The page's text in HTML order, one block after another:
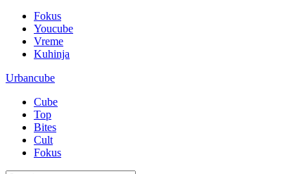
Fokus
Youcube
Vreme
Kuhinja
Urbancube
Cube
Top
Bites
Cult
Fokus